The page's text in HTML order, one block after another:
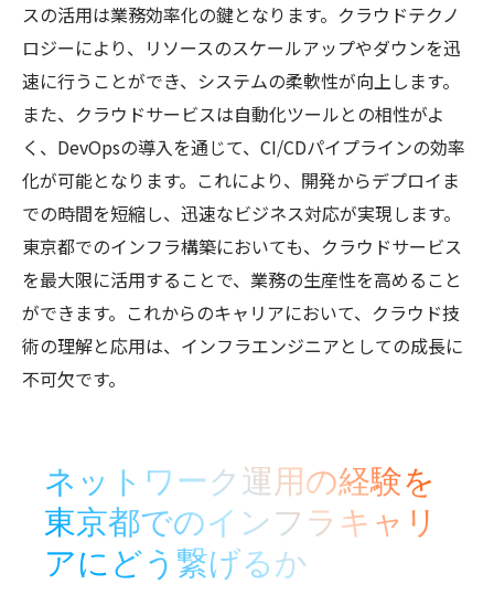
スの活用は業務効率化の鍵となります。クラウドテクノ
ロジーにより、リソースのスケールアップやダウンを迅
速に行うことができ、システムの柔軟性が向上します。
また、クラウドサービスは自動化ツールとの相性がよ
く、DevOpsの導入を通じて、CI/CDパイプラインの効率
化が可能となります。これにより、開発からデプロイま
での時間を短縮し、迅速なビジネス対応が実現します。
東京都でのインフラ構築においても、クラウドサービス
を最大限に活用することで、業務の生産性を高めること
ができます。これからのキャリアにおいて、クラウド技
術の理解と応用は、インフラエンジニアとしての成長に
不可欠です。
ネットワーク運用の経験を
東京都でのインフラキャリ
アにどう繋げるか